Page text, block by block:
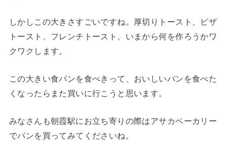
しかしこの大きさすごいですね。厚切りトースト、ピザ
トースト、フレンチトースト、いまから何を作ろうかワ
クワクします。
この大きい食パンを食べきって、おいしいパンを食べた
くなったらまた買いに行こうと思います。
みなさんも朝霞駅にお立ち寄りの際はアサカベーカリー
でパンを買ってみてくださいね。